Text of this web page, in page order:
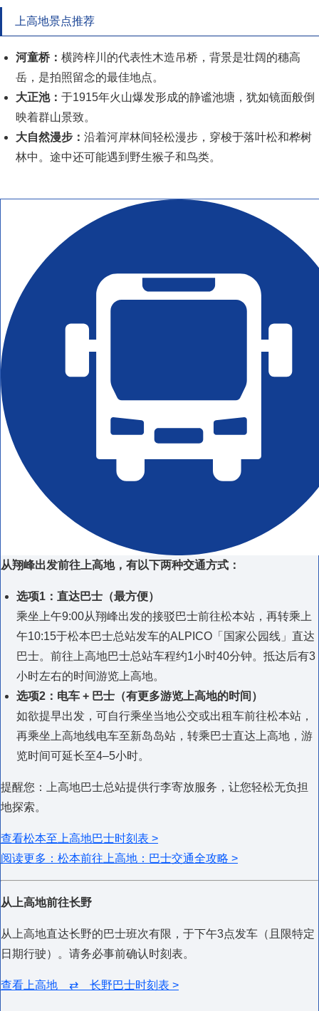
上高地景点推荐
河童桥：横跨梓川的代表性木造吊桥，背景是壮阔的穗高
岳，是拍照留念的最佳地点。
大正池：于1915年火山爆发形成的静谧池塘，犹如镜面般倒
映着群山景致。
大自然漫步：沿着河岸林间轻松漫步，穿梭于落叶松和桦树
林中。途中还可能遇到野生猴子和鸟类。
从翔峰出发前往上高地，有以下两种交通方式：
选项1：直达巴士（最方便）
乘坐上午9:00从翔峰出发的接驳巴士前往松本站，再转乘上
午10:15于松本巴士总站发车的ALPICO「国家公园线」直达
巴士。前往上高地巴士总站车程约1小时40分钟。抵达后有3
小时左右的时间游览上高地。
选项2：电车 + 巴士（有更多游览上高地的时间）
如欲提早出发，可自行乘坐当地公交或出租车前往松本站，
再乘坐上高地线电车至新岛岛站，转乘巴士直达上高地，游
览时间可延长至4–5小时。
提醒您：上高地巴士总站提供行李寄放服务，让您轻松无负担
地探索。
查看松本至上高地巴士时刻表 >
阅读更多：松本前往上高地：巴士交通全攻略 >
从上高地前往长野
从上高地直达长野的巴士班次有限，于下午3点发车（且限特定
日期行驶）。请务必事前确认时刻表。
查看上高地 ⇄ 长野巴士时刻表 >